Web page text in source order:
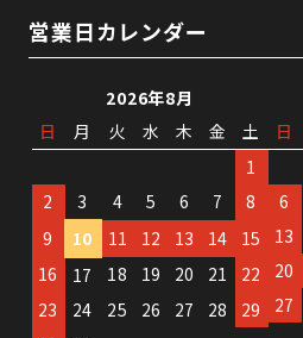
営業日カレンダー
2026年8月
日
月 火 水 木 金
土
1
2
3 4 5 6 7
8
9
10 11 12 13 14
15
16
17 18 19 20 21
22
23
24 25 26 27 28
29
日
6
13
20
27